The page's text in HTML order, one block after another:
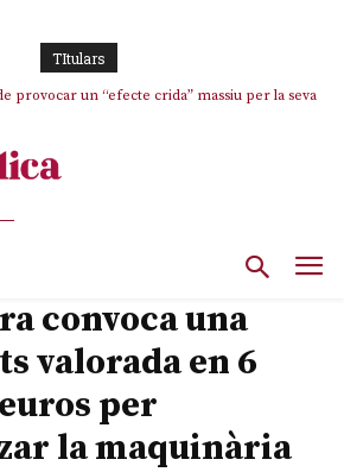
TItulars
provocar un “efecte crida” massiu per la seva
convoca una
valorada en 6
per
la maquinària